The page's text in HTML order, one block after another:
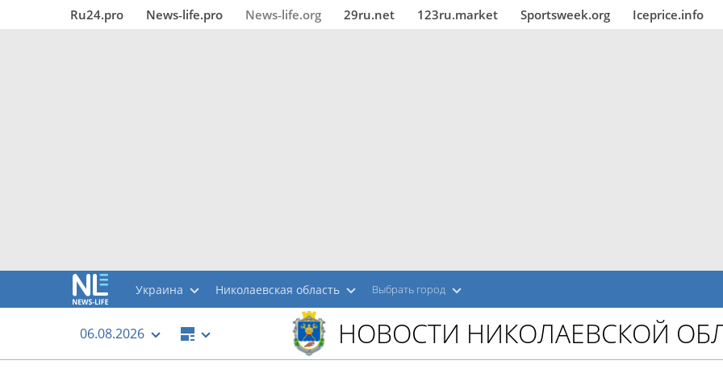
Ru24.pro News‑life.pro News‑life.org 29ru.net 123ru.market Sportsweek.org Iceprice.info
Украина Николаевская область Выбрать город
06.08.2026 НОВОСТИ НИКОЛАЕВСКОЙ